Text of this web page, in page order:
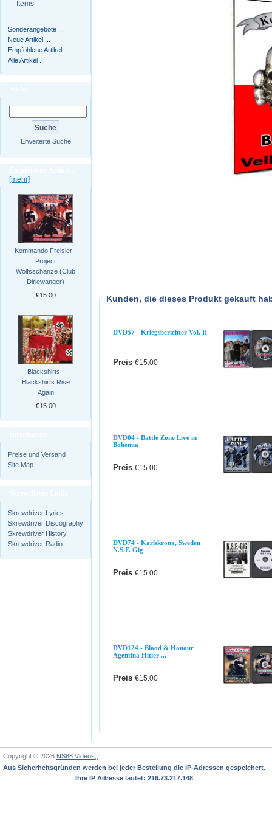
Items
Sonderangebote ...
Neue Artikel ...
Empfohlene Artikel ...
Alle Artikel ...
Erweiterte Suche
[mehr]
Kommando Freisler -
Project
Wolfsschanze (Club
Dirlewanger)
€15.00
Blackshirts -
Blackshirts Rise
Again
€15.00
Preise und Versand
Site Map
Skrewdriver Lyrics
Skrewdriver Discography
Skrewdriver History
Skrewdriver Radio
Kunden, die dieses Produkt gekauft
DVD57 - Kriegsberichter Vol. II
Preis €15.00
DVD04 - Battle Zone Live in
Bohemia
Preis €15.00
DVD74 - Karlskrona, Sweden
N.S.F. Gig
Preis €15.00
DVD124 - Blood & Honour
Agentina Hitler ...
Preis €15.00
Copyright © 2026 NS88 Videos,
Aus Sicherheitsgründen werden bei jeder Bestellung die IP-Adressen gespeichert.
Ihre IP Adresse lautet: 216.73.217.148